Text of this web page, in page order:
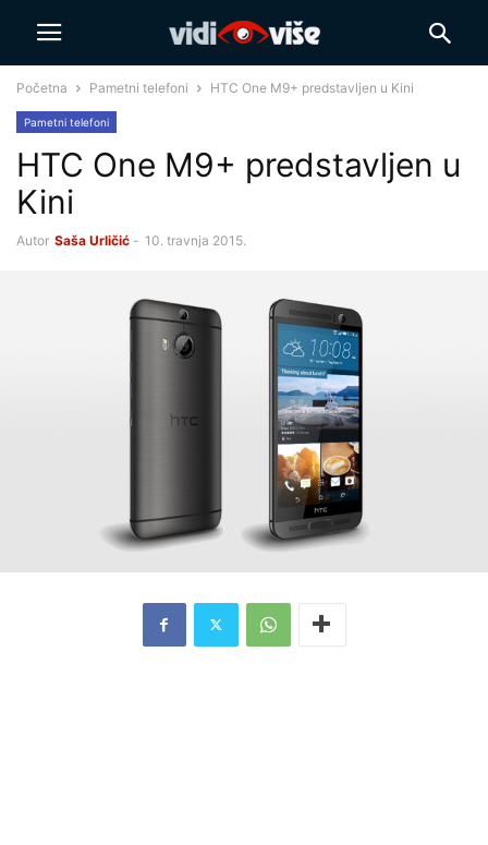
Početna Pametni telefoni HTC One M9+ predstavljen u Kini
Pametni telefoni
HTC One M9+ predstavljen u
Kini
Autor Saša Urličić - 10. travnja 2015.